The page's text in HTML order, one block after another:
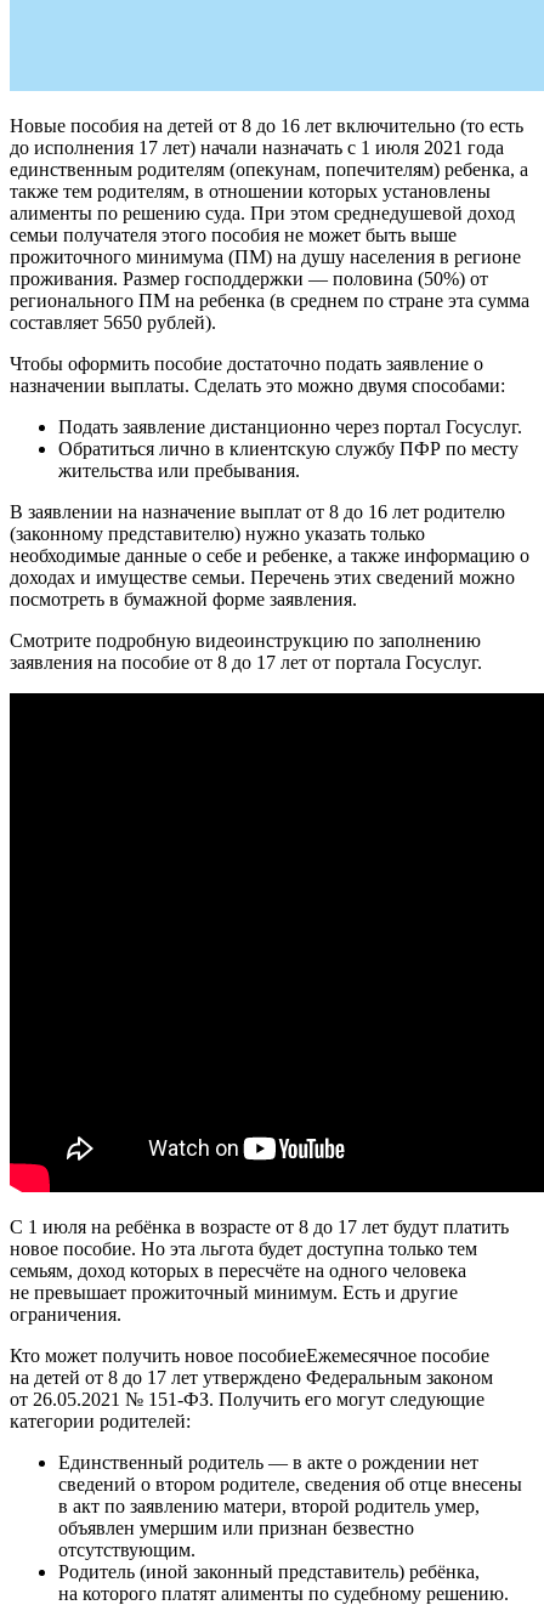
Новые пособия на детей от 8 до 16 лет включительно (то есть
до исполнения 17 лет) начали назначать с 1 июля 2021 года
единственным родителям (опекунам, попечителям) ребенка, а
также тем родителям, в отношении которых установлены
алименты по решению суда. При этом среднедушевой доход
семьи получателя этого пособия не может быть выше
прожиточного минимума (ПМ) на душу населения в регионе
проживания. Размер господдержки — половина (50%) от
регионального ПМ на ребенка (в среднем по стране эта сумма
составляет 5650 рублей).
Чтобы оформить пособие достаточно подать заявление о
назначении выплаты. Сделать это можно двумя способами:
Подать заявление дистанционно через портал Госуслуг.
Обратиться лично в клиентскую службу ПФР по месту
жительства или пребывания.
В заявлении на назначение выплат от 8 до 16 лет родителю
(законному представителю) нужно указать только
необходимые данные о себе и ребенке, а также информацию о
доходах и имуществе семьи. Перечень этих сведений можно
посмотреть в бумажной форме заявления.
Смотрите подробную видеоинструкцию по заполнению
заявления на пособие от 8 до 17 лет от портала Госуслуг.
С 1 июля на ребёнка в возрасте от 8 до 17 лет будут платить
новое пособие. Но эта льгота будет доступна только тем
семьям, доход которых в пересчёте на одного человека
не превышает прожиточный минимум. Есть и другие
ограничения.
Кто может получить новое пособиеЕжемесячное пособие
на детей от 8 до 17 лет утверждено Федеральным законом
от 26.05.2021 № 151-ФЗ. Получить его могут следующие
категории родителей:
Единственный родитель — в акте о рождении нет
сведений о втором родителе, сведения об отце внесены
в акт по заявлению матери, второй родитель умер,
объявлен умершим или признан безвестно
отсутствующим.
Родитель (иной законный представитель) ребёнка,
на которого платят алименты по судебному решению.